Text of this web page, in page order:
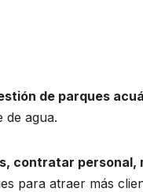
de parques
de agua.
contratar personal,
para atraer más